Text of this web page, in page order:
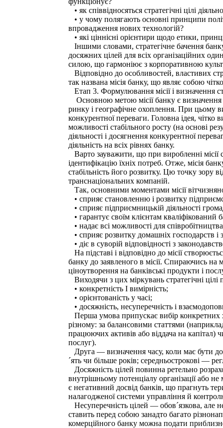
• як співвідносяться стратегічні цілі
• у чому полягають основні принципи
впровадження нових технологій?
• які ціннісні орієнтири щодо етики,
Іншими словами, стратегічне бачення
досяжних цілей для всіх організаційних
силою, що гармоніює з корпоративною
Відповідно до особливостей, властивих
так названа місія банку, що являє собою
Етап 3. Формулювання місії і визначення
Основною метою місії банку є визначення
ринку і географічне охоплення. При цьому
конкурентної переваги. Головна ідея, чітко
можли­вості стабільного росту (на основі
діяльності і досягнення конкурент­ної
діяльність на всіх рівнях банку.
Варто зауважити, що при виробленні місії
ідентифікацію їхніх по­треб. Отже, місія
стабільність його розвитку. Цю точку зору
транснаціональних компаній.
Так, основними моментами місії
• сприяє становленню і розвитку
• сприяє підприємницькій діяльності
• гарантує своїм клієнтам кваліфікований
• надає всі можливості для
• сприяє розвитку домашніх господарств
• діє в суворій відповідності з
На підставі і відповідно до місії
банку до заявленого в місії. Спираючись
ціноутворення на банківські продукти і
Виходячи з цих міркувань стратегічні
• конкретність І вимірність;
• орієнтованість у часі;
• досяжність, несуперечність і
Перша умова припускає вибір конкретних
різному: за балансовими статтями
працюючих активів або віддача на капітал)
послуг).
Друга — визначення часу, коли має бути
´ять чи більше років; середньострокові —
Досяжність цілей повинна ретельно
внутрішньому потенціалу органі­зації або
є негативний досвід банків, що прагнуть
налагодженої системи управління й
Несуперечність цілей — обов´язкова, але
ставить перед собою занадто багато
комерційного банку можна подати